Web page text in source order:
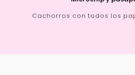
Cachorros con todos los